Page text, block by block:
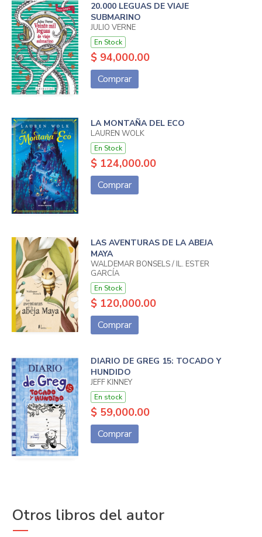
20.000 LEGUAS DE VIAJE
SUBMARINO
JULIO VERNE
En Stock
$ 94,000.00
Comprar
LA MONTAÑA DEL ECO
LAUREN WOLK
En Stock
$ 124,000.00
Comprar
LAS AVENTURAS DE LA ABEJA
MAYA
WALDEMAR BONSELS / IL. ESTER
GARCÍA
En Stock
$ 120,000.00
Comprar
DIARIO DE GREG 15: TOCADO Y
HUNDIDO
JEFF KINNEY
En stock
$ 59,000.00
Comprar
Otros libros del autor